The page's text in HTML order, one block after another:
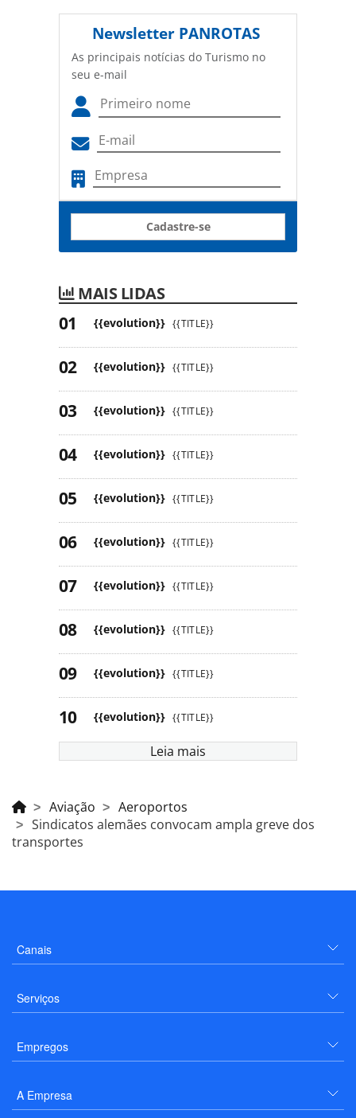
Newsletter PANROTAS
As principais notícias do Turismo no
seu e-mail
Cadastre-se
MAIS LIDAS
{{evolution}} {{TITLE}}
{{evolution}} {{TITLE}}
{{evolution}} {{TITLE}}
{{evolution}} {{TITLE}}
{{evolution}} {{TITLE}}
{{evolution}} {{TITLE}}
{{evolution}} {{TITLE}}
{{evolution}} {{TITLE}}
{{evolution}} {{TITLE}}
{{evolution}} {{TITLE}}
Leia mais
Aviação
Aeroportos
Sindicatos alemães convocam ampla greve dos
transportes
Canais
Serviços
Empregos
A Empresa